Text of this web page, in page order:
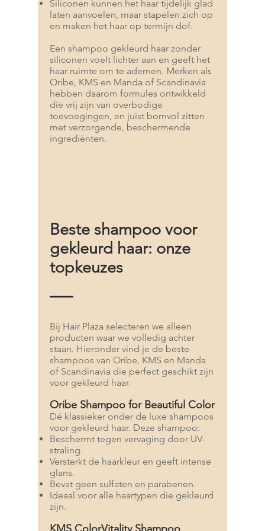
Siliconen kunnen het haar tijdelijk glad
laten aanvoelen, maar stapelen zich op
en maken het haar op termijn dof.
Een shampoo gekleurd haar zonder
siliconen voelt lichter aan en geeft het
haar ruimte om te ademen. Merken als
Oribe, KMS en Manda of Scandinavia
hebben daarom formules ontwikkeld
die vrij zijn van overbodige
toevoegingen, en juist bomvol zitten
met verzorgende, beschermende
ingrediënten.
Beste shampoo voor
gekleurd haar: onze
topkeuzes
Bij Hair Plaza selecteren we alleen
producten waar we volledig achter
staan. Hieronder vind je de beste
shampoos van Oribe, KMS en Manda
of Scandinavia die perfect geschikt zijn
voor gekleurd haar.
Oribe Shampoo for Beautiful Color
Dé klassieker onder de luxe shampoos
voor gekleurd haar. Deze shampoo:
Beschermt tegen vervaging door UV-
straling.
Versterkt de haarkleur en geeft intense
glans.
Bevat geen sulfaten en parabenen.
Ideaal voor alle haartypen die gekleurd
zijn.